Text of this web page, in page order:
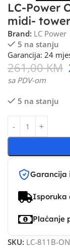
LC-Power
midi-
Brand: LC Power
5 na stanju
Garancija: 24
261,00KM
sa PDV-om
5 na stanju
Garancija
Isporuka
Plaćanje
SKU: LC-811B-ON